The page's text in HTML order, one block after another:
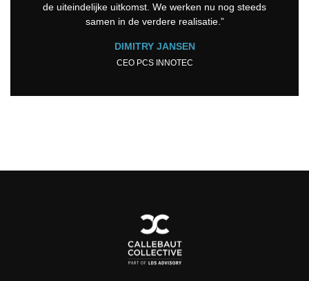
de uiteindelijke uitkomst. We werken nu nog steeds
samen in de verdere realisatie.”
DIMITRY JANSEN
CEO PCS INNOTEC